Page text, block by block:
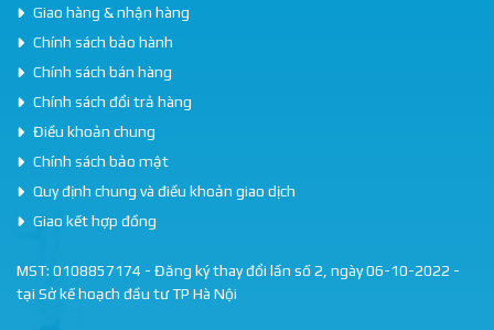
Giao hàng & nhận hàng
Chính sách bảo hành
Chính sách bán hàng
Chính sách đổi trả hàng
Điều khoản chung
Chính sách bảo mật
Quy định chung và điều khoản giao dịch
Giao kết hợp đồng
MST: 0108857174 - Đăng ký thay đổi lần số 2, ngày 06-10-2022 -
tại Sở kế hoạch đầu tư TP Hà Nội